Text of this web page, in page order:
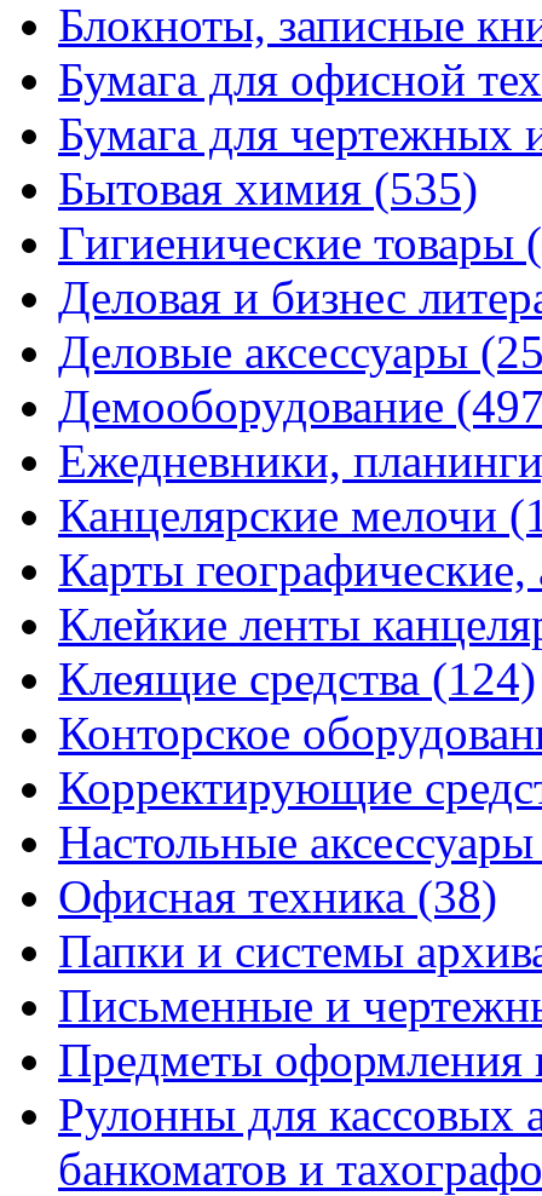
Блокноты, записные
Бумага для офисной
Бумага для чертежных
Бытовая химия (535)
Гигиенические товары
Деловая и бизнес
Деловые аксессуары
Демооборудование
Ежедневники,
Канцелярские мелочи
Карты
Клейкие ленты
Клеящие средства (124)
Конторское
Корректирующие
Настольные
Офисная техника (38)
Папки и системы
Письменные и
Предметы оформления
Рулонны для кассовых
банкоматов и